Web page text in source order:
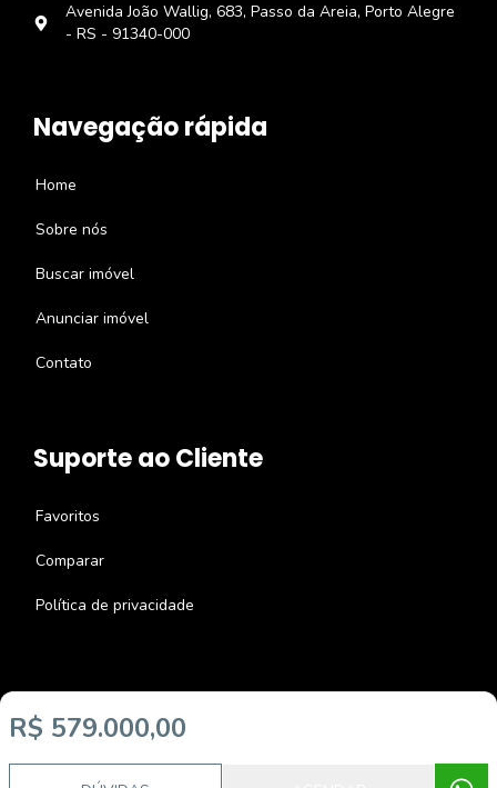
R$ 579.000,00
Avenida João Wallig, 683, Passo da Areia, Porto Alegre
- RS - 91340-000
Navegação rápida
Home
Sobre nós
Buscar imóvel
Anunciar imóvel
Contato
Suporte ao Cliente
Favoritos
Comparar
Política de privacidade
Imobiliária Certificada:
Selo de Tecnologia Loft